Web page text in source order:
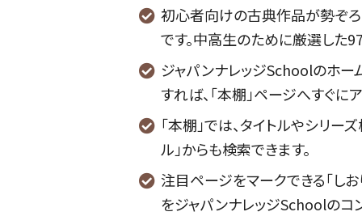
初心者向けの古典作品が勢ぞ
です。中高生のために厳選した
ジャパンナレッジSchoolのホー
すれば、「本棚」ページへすぐに
「本棚」では、タイトルやシリー
ル」からも検索できます。
注目ページをマークできる「し
をジャパンナレッジSchoolのコ